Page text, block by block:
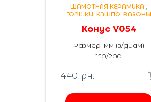
ШАМОТНАЯ КЕРАМИКА ,
ГОРШКИ, КАШПО, ВАЗОНЫ
Конус V054
Размер, мм (в/диам)
150/200
440грн.